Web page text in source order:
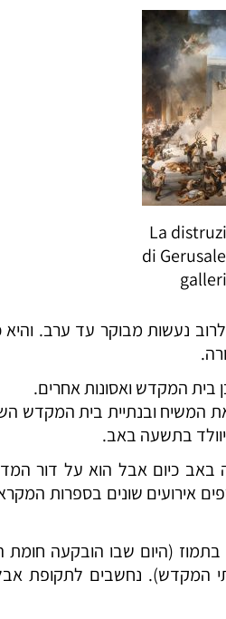
(Venice) La
di
נעשות מבוקר עד ערב.
בית המקדש ואסונות אחרים.
המשיח ובנתיית בית המקדש
בתשעה באב.
כיום אבל הוא על דור
אירועים שונים בספרות
(היום שבו הובקעה חומת
המקדש). נחשבים לתקופת